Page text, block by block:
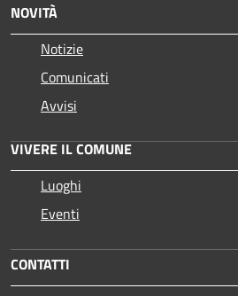
NOVITÀ
Notizie
Comunicati
Avvisi
VIVERE IL COMUNE
Luoghi
Eventi
CONTATTI